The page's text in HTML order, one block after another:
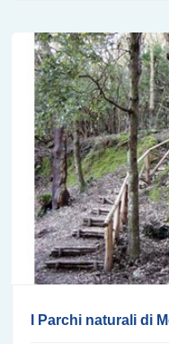
I Parchi naturali di